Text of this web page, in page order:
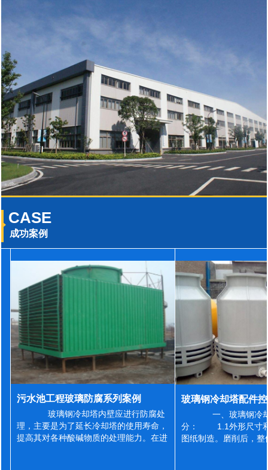
CASE
成功案例
污水池工程玻璃防腐系列案例
玻璃钢冷却塔内壁应进行防腐处
理，主要是为了延长冷却塔的使用寿命，
提高其对各种酸碱物质的处理能力。在进
一、玻璃钢冷
分： 1.1外形尺寸和
图纸制造。磨削后，